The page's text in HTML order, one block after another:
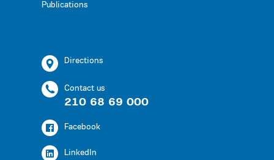
Publications
Directions
Contact us
210 68 69 000
Facebook
LinkedIn